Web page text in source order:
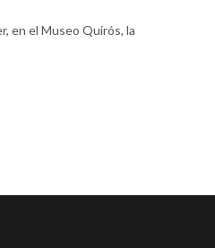
en el Museo Quirós, la